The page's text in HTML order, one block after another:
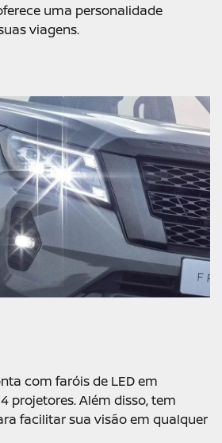
uma personalidade
viagens.
com faróis de LED em
projetores. Além disso, tem
facilitar sua visão em qualquer